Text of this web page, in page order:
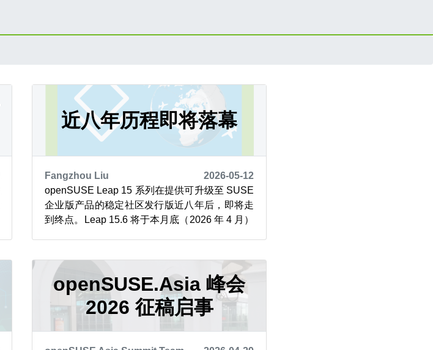
近八年历程即将落幕
Fangzhou Liu
2026-05-12
openSUSE Leap 15 系列在提供可升级至 SUSE
企业版产品的稳定社区发行版近八年后，即将走
到终点。Leap 15.6 将于本月底（2026 年 4 月）
Leap 15 的旅程始于 2018 年 5 月 25 日，当时
15.0...
openSUSE.Asia 峰会
2026 征稿启事